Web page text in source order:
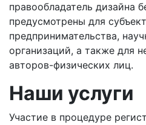
правообладатель дизайна
предусмотрены для
предпринимательства,
организаций, а также для
авторов-физических лиц.
Наши услуги
Участие в процедуре